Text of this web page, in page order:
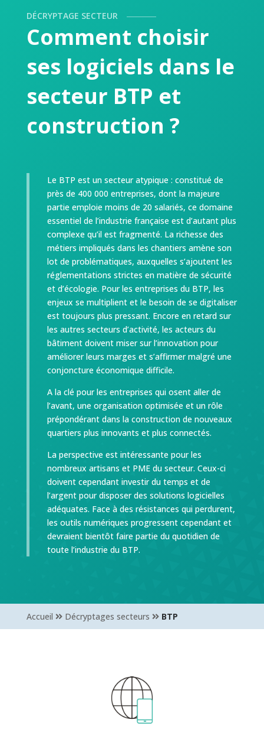
DÉCRYPTAGE SECTEUR
Comment choisir
ses logiciels dans le
secteur BTP et
construction ?
Le BTP est un secteur atypique : constitué de
près de 400 000 entreprises, dont la majeure
partie emploie moins de 20 salariés, ce domaine
essentiel de l’industrie française est d’autant plus
complexe qu’il est fragmenté. La richesse des
métiers impliqués dans les chantiers amène son
lot de problématiques, auxquelles s’ajoutent les
réglementations strictes en matière de sécurité
et d’écologie. Pour les entreprises du BTP, les
enjeux se multiplient et le besoin de se digitaliser
est toujours plus pressant. Encore en retard sur
les autres secteurs d’activité, les acteurs du
bâtiment doivent miser sur l’innovation pour
améliorer leurs marges et s’affirmer malgré une
conjoncture économique difficile.
A la clé pour les entreprises qui osent aller de
l’avant, une organisation optimisée et un rôle
prépondérant dans la construction de nouveaux
quartiers plus innovants et plus connectés.
La perspective est intéressante pour les
nombreux artisans et PME du secteur. Ceux-ci
doivent cependant investir du temps et de
l’argent pour disposer des solutions logicielles
adéquates. Face à des résistances qui perdurent,
les outils numériques progressent cependant et
devraient bientôt faire partie du quotidien de
toute l’industrie du BTP.
Accueil Décryptages secteurs BTP